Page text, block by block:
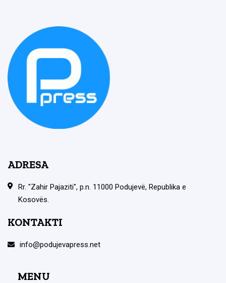
ADRESA
Rr. "Zahir Pajaziti", p.n. 11000 Podujevë, Republika e
Kosovës.
KONTAKTI
info@podujevapress.net
MENU